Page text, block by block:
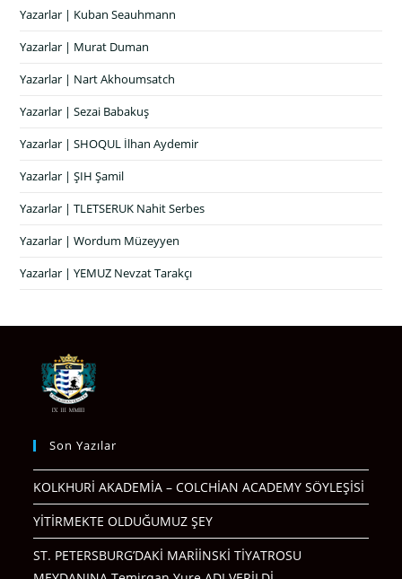
Yazarlar | Kuban Seauhmann
Yazarlar | Murat Duman
Yazarlar | Nart Akhoumsatch
Yazarlar | Sezai Babakuş
Yazarlar | SHOQUL İlhan Aydemir
Yazarlar | ŞIH Şamil
Yazarlar | TLETSERUK Nahit Serbes
Yazarlar | Wordum Müzeyyen
Yazarlar | YEMUZ Nevzat Tarakçı
Son Yazılar
KOLKHURİ AKADEMİA – COLCHİAN ACADEMY SÖYLEŞİSİ
YİTİRMEKTE OLDUĞUMUZ ŞEY
ST. PETERSBURG’DAKİ MARİİNSKİ TİYATROSU